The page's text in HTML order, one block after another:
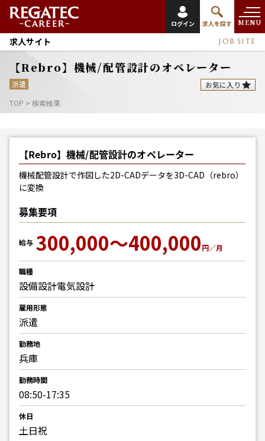
ログイン 求人を探す MENU
求人サイト JOB SITE
【Rebro】機械/配管設計のオペレーター
派遣
お気に入り
TOP > 検索結果
【Rebro】機械/配管設計のオペレーター
機械配管設計で作図した2D-CADデータを3D-CAD（rebro）
に変換
募集要項
給与 300,000～400,000円／月
職種
設備設計電気設計
雇用形態
派遣
勤務地
兵庫
勤務時間
08:50-17:35
休日
土日祝